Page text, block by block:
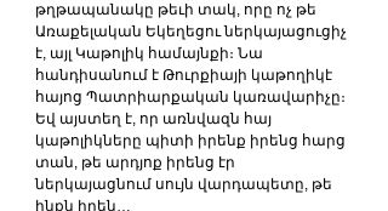
թղթապանակը թեւի տակ, որը ոչ թե
Առաքելական Եկեղեցու ներկայացուցիչ
է, այլ Կաթոլիկ համայնքի։ Նա
հանդիսանում է Թուրքիայի կաթողիկէ
հայոց Պատրիարքական կառավարիչը։
Եվ այստեղ է, որ առնվազն հայ
կաթոլիկները պիտի իրենք իրենց հարց
տան, թե արդյոք իրենց էր
ներկայացնում սույն վարդապետը, թե
ինքն իրեն…